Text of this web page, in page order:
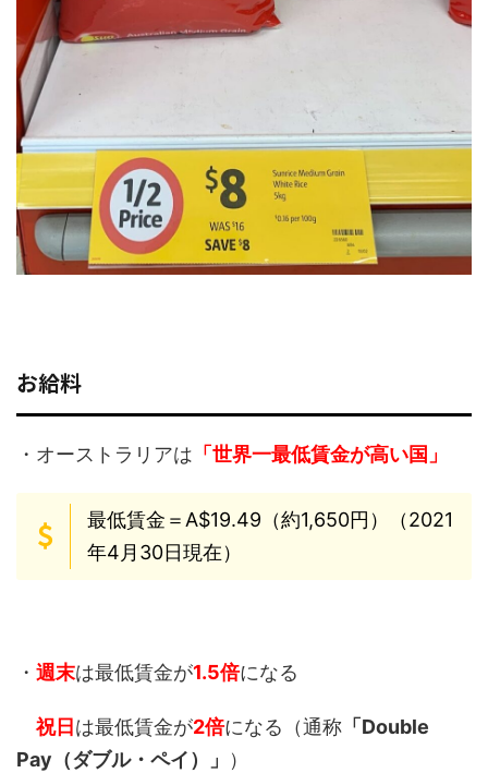
お給料
・オーストラリアは 「世界一最低賃金が高い国」
最低賃金＝A$19.49（約1,650円）（2021
年4月30日現在）
・ 週末は最低賃金が1.5倍になる
祝日 は最低賃金が2倍になる（通称 「Double
Pay（ダブル・ペイ）」
）